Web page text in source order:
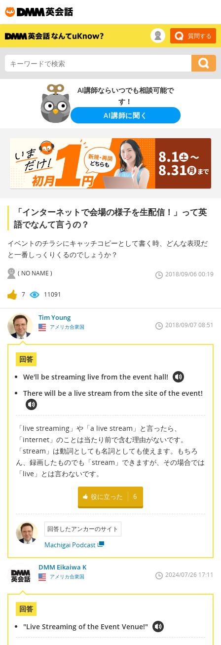
質問する
AI講師ならいつでも相談可能で
す！
AI講師に聞く
「インターネットで会場の様子を生配信！」って英
語でなんて言うの？
イベントのチラシにキャッチコピーとして書く時、どんな表現だ
と一番しっくりくるのでしょうか？
( NO NAME ) 2018/09/06 00:19
7 11091
Tim Young
アメリカ合衆国 2018/09/07 08:51
回答
We'll be streaming live from the event hall!
There will be a live stream from the site of the event!
「live streaming」や「a live stream」と言ったら、
「internet」のことは当たり前で含む理由がないです。
「stream」は動詞としても名詞としても使えます。もちろ
ん、録画したものでも「stream」できますが、その場合では
「live」とは言わないです。
役に立った 6
回答したアンカーのサイト
Machigai Podcast
DMM Eikaiwa K
アメリカ合衆国 2024/07/26 17:11
回答
"Live Streaming of the Event Venue!"